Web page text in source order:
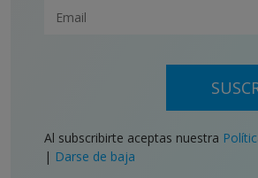
Al subscribirte aceptas nuestra
| Darse de baja